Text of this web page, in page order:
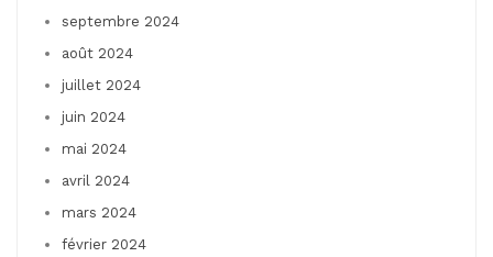
septembre 2024
août 2024
juillet 2024
juin 2024
mai 2024
avril 2024
mars 2024
février 2024